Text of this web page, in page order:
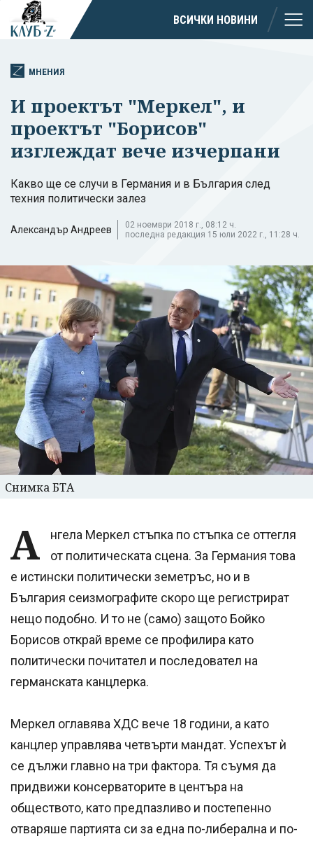
ВСИЧКИ НОВИНИ
МНЕНИЯ
И проектът "Меркел", и
проектът "Борисов"
изглеждат вече изчерпани
Какво ще се случи в Германия и в България след
техния политически залез
Александър Андреев
02 ноември 2018 г., 08:12 ч.
последна редакция 15 юли 2022 г., 11:28 ч.
Снимка БТА
А
нгела Меркел стъпка по стъпка се оттегля
от политическата сцена. За Германия това
е истински политически земетръс, но и в
България сеизмографите скоро ще регистрират
нещо подобно. И то не (само) защото Бойко
Борисов открай време се профилира като
политически почитател и последовател на
германската канцлерка.
Меркел оглавява ХДС вече 18 години, а като
канцлер управлява четвърти мандат. Успехът ѝ
се дължи главно на три фактора. Тя съумя да
придвижи консерваторите в центъра на
обществото, като предпазливо и постепенно
отваряше партията си за една по-либерална и по-